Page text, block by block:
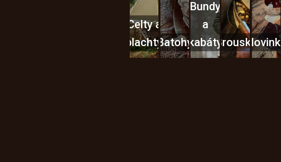
Celty a
plachtyBatohy
Bundy
a
kabátyBrouskyNovinky